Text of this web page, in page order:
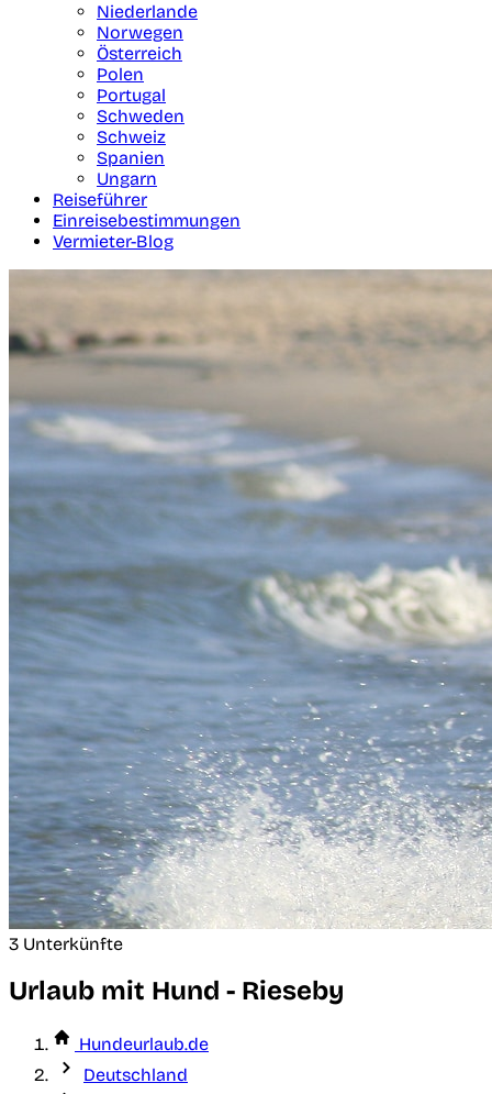
Niederlande
Norwegen
Österreich
Polen
Portugal
Schweden
Schweiz
Spanien
Ungarn
Reiseführer
Einreisebestimmungen
Vermieter-Blog
3 Unterkünfte
Urlaub mit Hund - Rieseby
Hundeurlaub.de
Deutschland